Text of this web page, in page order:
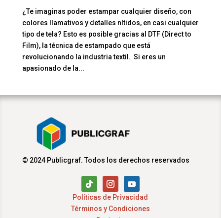
¿Te imaginas poder estampar cualquier diseño, con
colores llamativos y detalles nítidos, en casi cualquier
tipo de tela? Esto es posible gracias al DTF (Direct to
Film), la técnica de estampado que está
revolucionando la industria textil. Si eres un
apasionado de la...
© 2024 Publicgraf. Todos los derechos reservados
Políticas de Privacidad
Términos y Condiciones